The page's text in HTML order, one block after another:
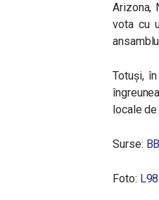
Arizona,
vota cu
Totuși,
locale
Surse:
Foto: